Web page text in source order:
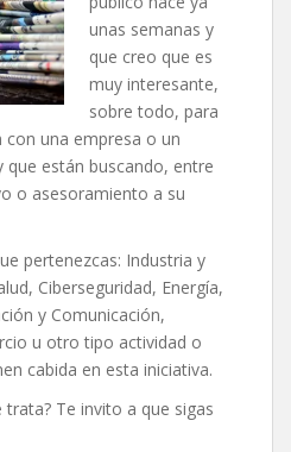
unas semanas y
que creo que es
muy interesante,
sobre todo, para
con una empresa o un
están buscando, entre
o asesoramiento a su
pertenezcas: Industria y
Ciberseguridad, Energía,
y Comunicación,
u otro tipo actividad o
cabida en esta iniciativa.
trata? Te invito a que sigas